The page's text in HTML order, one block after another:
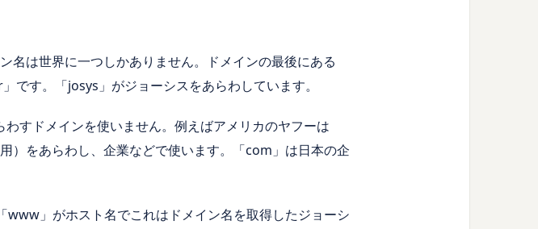
名は世界に一つしかありません。ドメインの最後にある
」です。「josys 」がジョーシスをあらわしています。
すドメインを使いません。例えばアメリカのヤフーは
用）をあらわし、企業などで使います。「com 」は日本の企
www 」がホスト名でこれはドメイン名を取得したジョーシ